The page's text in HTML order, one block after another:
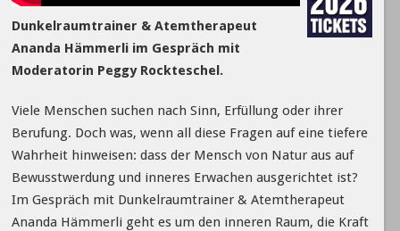
Dunkelraumtrainer & Atemtherapeut
Ananda Hämmerli im Gespräch mit
Moderatorin Peggy Rockteschel.
Viele Menschen suchen nach Sinn, Erfüllung oder ihrer
Berufung. Doch was, wenn all diese Fragen auf eine tiefere
Wahrheit hinweisen: dass der Mensch von Natur aus auf
Bewusstwerdung und inneres Erwachen ausgerichtet ist?
Im Gespräch mit Dunkelraumtrainer & Atemtherapeut
Ananda Hämmerli geht es um den inneren Raum, die Kraft